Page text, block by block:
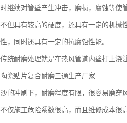
时继续对管壁产生冲击，磨损，腐蚀等使
不但具有较高的硬度，还具有一定的机械
性，同时还具有一定的抗腐蚀性能。
传统耐磨处理就是在热风管道内壁打上浇
陶瓷贴片复合耐磨三通生产厂家
沙的冲刷下，耐磨程度有限，很容易磨穿
不仅施工危险系数很高，而且维修成本很